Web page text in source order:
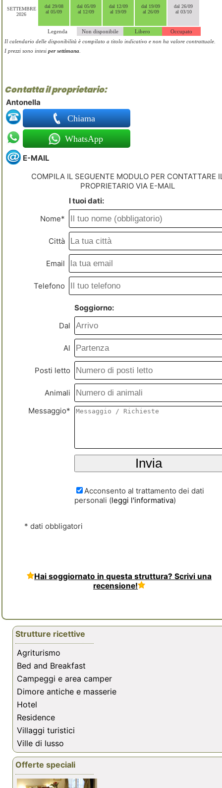
SETTEMBRE
2026
dal 29/08
al 05/09
dal 05/09
al 12/09
dal 12/09
al 19/09
dal 19/09
al 26/09
dal 26/09
al 03/10
Legenda Non disponibile Libero
Occupato
Il calendario delle disponibilità è compilato a titolo indicativo e non ha valore contrattuale.
I prezzi sono intesiper settimana
Contatta il proprietario:
Antonella
Chiama
WhatsApp
E-MAIL
COMPILA IL SEGUENTE MODULO PER CONTATTARE
PROPRIETARIO VIA E-MAIL
I tuoi dati:
Nome*
Città
Email
Telefono
Soggiorno:
Dal
Al
Posti letto
Animali
Messaggio*
Acconsento al trattamento dei dati
personali (leggi l'informativa)
* dati obbligatori
Hai soggiornato in questa struttura? Scrivi una
recensione!
Strutture ricettive
Agriturismo
Bed and Breakfast
Campeggi e area camper
Dimore antiche e masserie
Hotel
Residence
Villaggi turistici
Ville di lusso
Offerte speciali